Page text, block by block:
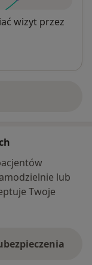
wizyt przez
lub
Twoje